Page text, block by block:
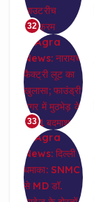
32
33